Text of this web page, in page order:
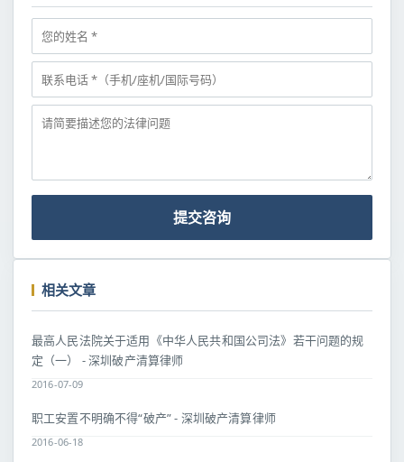
提交咨询
相关文章
最高人民法院关于适用《中华人民共和国公司法》若干问题的规
定（一） - 深圳破产清算律师
2016-07-09
职工安置不明确不得“破产” - 深圳破产清算律师
2016-06-18